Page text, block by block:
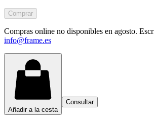
Comprar
Compras online no disponibles en agosto.
info@frame.es
Añadir a la cesta
Consultar